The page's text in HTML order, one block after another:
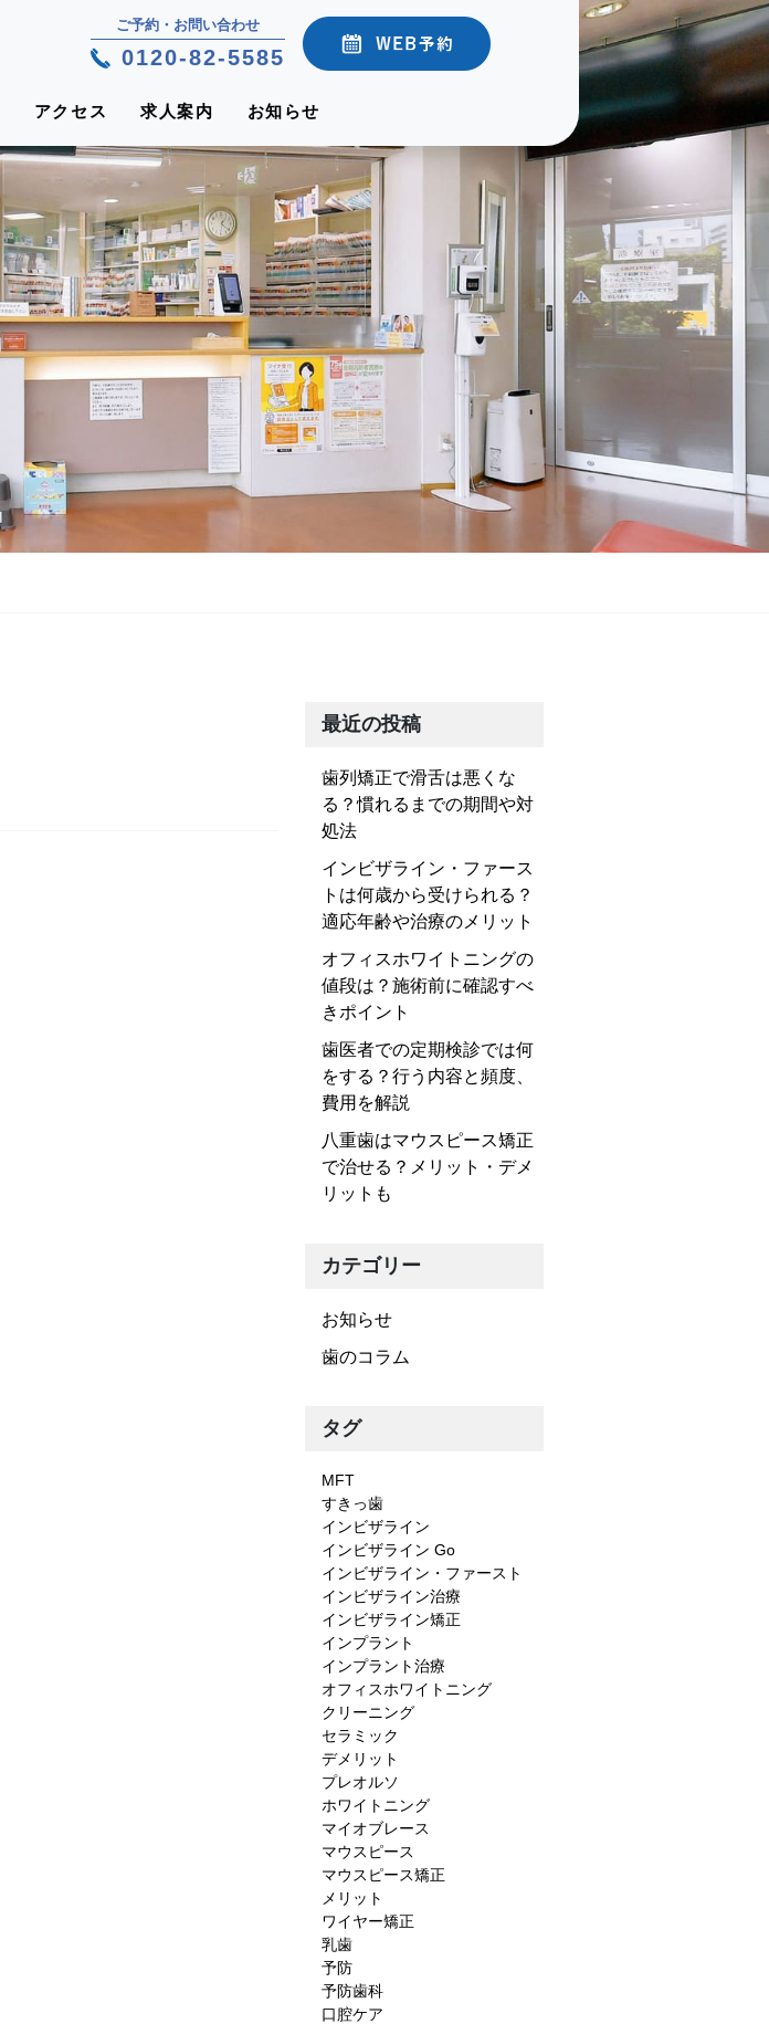
ご予約・お問い合わせ
0120-82-5585
アクセス 求人案内 お知らせ
最近の投稿
歯列矯正で滑舌は悪くな
る？慣れるまでの期間や対
処法
インビザライン・ファース
トは何歳から受けられる？
適応年齢や治療のメリット
オフィスホワイトニングの
値段は？施術前に確認すべ
きポイント
歯医者での定期検診では何
をする？行う内容と頻度、
費用を解説
八重歯はマウスピース矯正
で治せる？メリット・デメ
リットも
カテゴリー
お知らせ
歯のコラム
タグ
MFT
すきっ歯
インビザライン
インビザライン Go
インビザライン・ファースト
インビザライン治療
インビザライン矯正
インプラント
インプラント治療
オフィスホワイトニング
クリーニング
セラミック
デメリット
プレオルソ
ホワイトニング
マイオブレース
マウスピース
マウスピース矯正
メリット
ワイヤー矯正
乳歯
予防
予防歯科
口腔ケア